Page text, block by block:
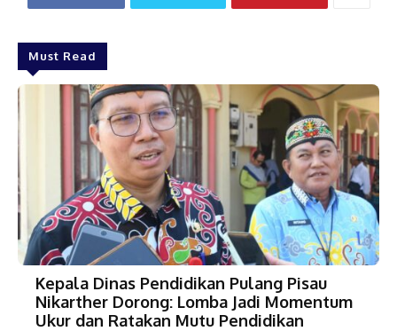
Must Read
Kepala Dinas Pendidikan Pulang Pisau
Nikarther Dorong: Lomba Jadi Momentum
Ukur dan Ratakan Mutu Pendidikan